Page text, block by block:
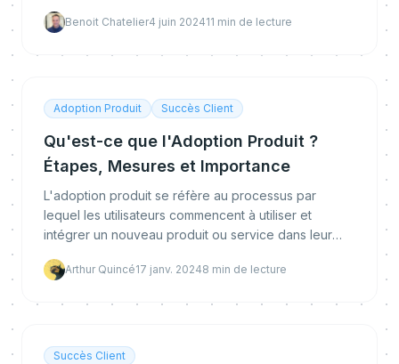
Benoit Chatelier4 juin 202411 min de lecture
Adoption Produit Succès Client
Qu'est-ce que l'Adoption Produit ?
Étapes, Mesures et Importance
L'adoption produit se réfère au processus par
lequel les utilisateurs commencent à utiliser et
intégrer un nouveau produit ou service dans leur
distinctes,
Arthur Quincé17 janv. 20248 min de lecture
Succès Client